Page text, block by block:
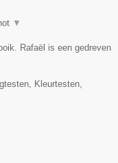
▼
Rafaël is een gedreven
Kleurtesten,